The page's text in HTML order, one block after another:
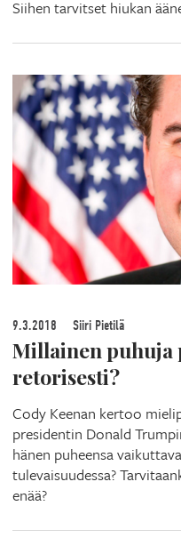
Siihen tarvitset hiukan
9.3.2018 Siiri Pietilä
Millainen puhuja
retorisesti?
Cody Keenan kertoo
presidentin Donald
hänen puheensa
tulevaisuudessa?
enää?